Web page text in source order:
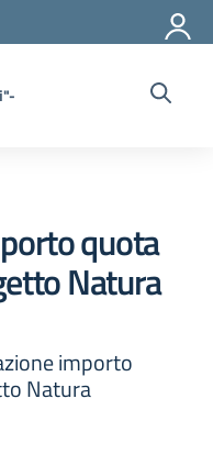
quota
Natura
importo
Natura